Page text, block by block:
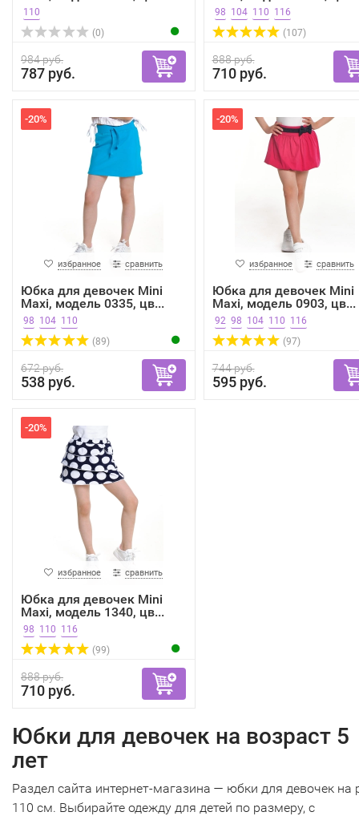
110
(0)
984 руб.
787 руб.
98 104 110 116
(107)
888 руб.
710 руб.
-20%
избранное сравнить
Юбка для девочек Mini
Maxi, модель 0335, цв...
98 104 110
(89)
672 руб.
538 руб.
-20%
избранное сравнить
Юбка для девочек Mini
Maxi, модель 0903, цв...
92 98 104 110 116
(97)
744 руб.
595 руб.
-20%
избранное сравнить
Юбка для девочек Mini
Maxi, модель 1340, цв...
98 110 116
(99)
888 руб.
710 руб.
Юбки для девочек на возраст 5
лет
Раздел сайта интернет-магазина — юбки для девочек на
110 см. Выбирайте одежду для детей по размеру, с